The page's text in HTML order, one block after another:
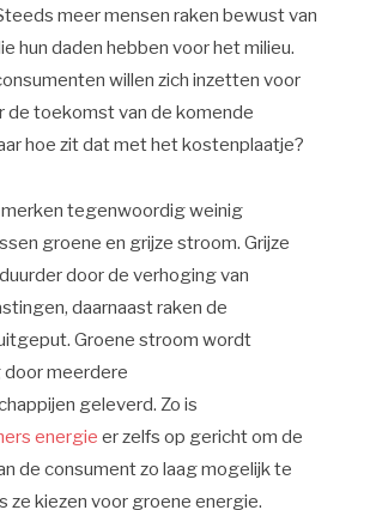
meer mensen raken bewust van
hun daden hebben voor het milieu.
willen zich inzetten voor
de toekomst van de komende
hoe zit dat met het kostenplaatje?
tegenwoordig weinig
groene en grijze stroom. Grijze
door de verhoging van
daarnaast raken de
Groene stroom wordt
meerdere
geleverd. Zo is
energie er zelfs op gericht om de
de consument zo laag mogelijk te
ze kiezen voor groene energie.